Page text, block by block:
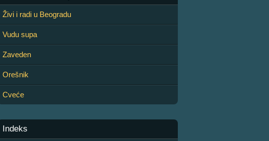
Živi i radi u Beogradu
Vudu supa
Zaveden
Orešnik
Cveće
Indeks